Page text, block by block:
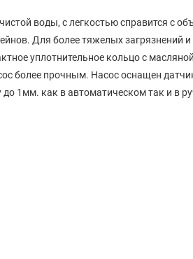
воды, с легкостью справится с
Для более тяжелых
уплотнительное кольцо с
более прочным. Насос оснащен
1мм. как в автоматическом так и в